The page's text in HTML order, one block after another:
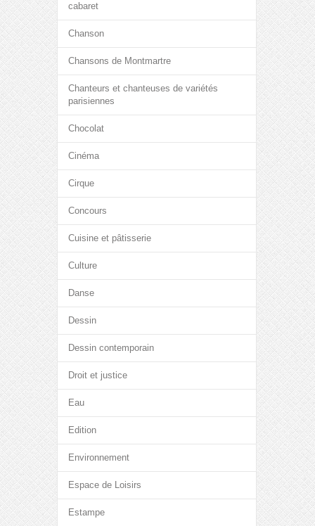
cabaret
Chanson
Chansons de Montmartre
Chanteurs et chanteuses de variétés
parisiennes
Chocolat
Cinéma
Cirque
Concours
Cuisine et pâtisserie
Culture
Danse
Dessin
Dessin contemporain
Droit et justice
Eau
Edition
Environnement
Espace de Loisirs
Estampe